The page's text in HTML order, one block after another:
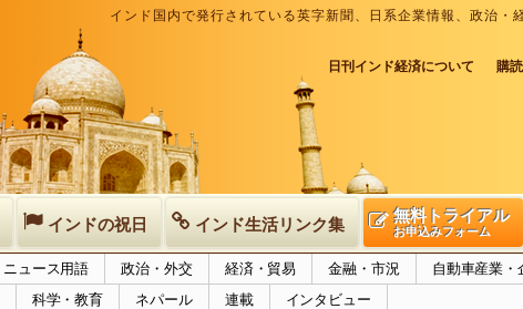
インド国内で発行されている英字新聞、日系企業情報、政治
日刊インド経済について 購
インドの祝日 インド生活リンク集 無料トライアル
お申込みフォーム
ニュース用語 政治・外交 経済・貿易 金融・市況
自動車産業・
科学・教育 ネパール 連載 インタビュー